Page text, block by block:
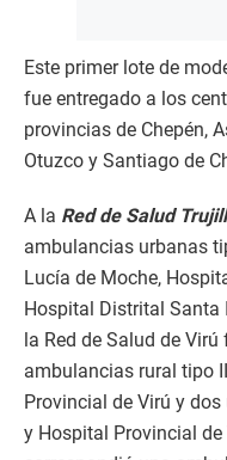
Este primer lote de
fue entregado a los
provincias de Chepén,
Otuzco y Santiago de
A la Red de Salud
ambulancias urbanas
Lucía de Moche,
Hospital Distrital Santa
la Red de Salud de
ambulancias rural tipo
Provincial de Virú y
y Hospital Provincial de